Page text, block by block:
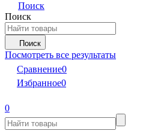
Поиск
Поиск
Поиск
Посмотреть все результаты
Сравнение0
Избранное0
0